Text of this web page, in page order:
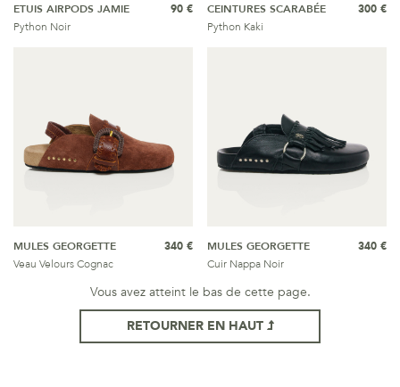
ETUIS AIRPODS JAMIE
Python Noir
90 €
CEINTURES SCARABÉE
Python Kaki
300 €
MULES GEORGETTE
Veau Velours Cognac
340 €
MULES GEORGETTE
Cuir Nappa Noir
340 €
Vous avez atteint le bas de cette page.
RETOURNER EN HAUT